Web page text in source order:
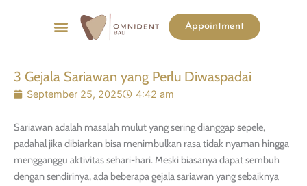
Menu Appointment
3 Gejala Sariawan yang Perlu Diwaspadai
September 25, 2025 4:42 am
Sariawan adalah masalah mulut yang sering dianggap sepele,
padahal jika dibiarkan bisa menimbulkan rasa tidak nyaman hingga
mengganggu aktivitas sehari-hari. Meski biasanya dapat sembuh
dengan sendirinya, ada beberapa gejala sariawan yang sebaiknya